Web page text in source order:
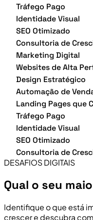
Tráfego Pago
Identidade Visual
SEO Otimizado
Consultoria de
Marketing Digital
Websites de Alta
Design Estratégico
Automação de
Landing Pages que
Tráfego Pago
Identidade Visual
SEO Otimizado
Consultoria de
DESAFIOS DIGITAIS
Qual o seu
Identifique o que está
crescer e descubra